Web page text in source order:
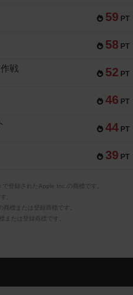
59 PT
58 PT
52 PT
戦
46 PT
44 PT
39 PT
登録されたApple Inc.の商標です。
。
標または登録商標です。
たは登録商標です。